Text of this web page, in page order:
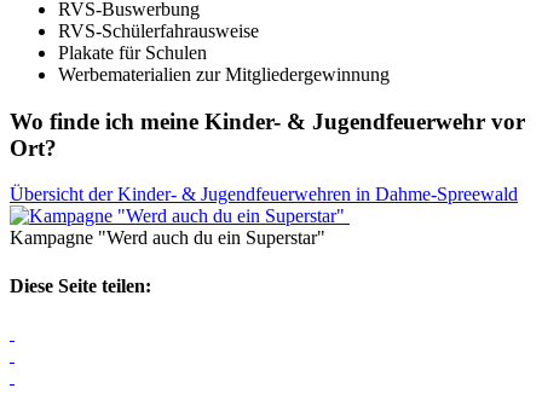
RVS-Buswerbung
RVS-Schülerfahrausweise
Plakate für Schulen
Werbematerialien zur Mitgliedergewinnung
Wo finde ich meine Kinder- & Jugendfeuerwehr vor
Ort?
Übersicht der Kinder- & Jugendfeuerwehren in Dahme-Spreewald
Kampagne "Werd auch du ein Superstar"
Diese Seite teilen: